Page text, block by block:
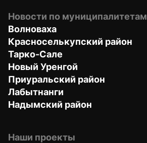
Новости по муниципалитетам
Волноваха
Красноселькупский район
Тарко-Сале
Новый Уренгой
Приуральский район
Лабытнанги
Надымский район
Наши проекты